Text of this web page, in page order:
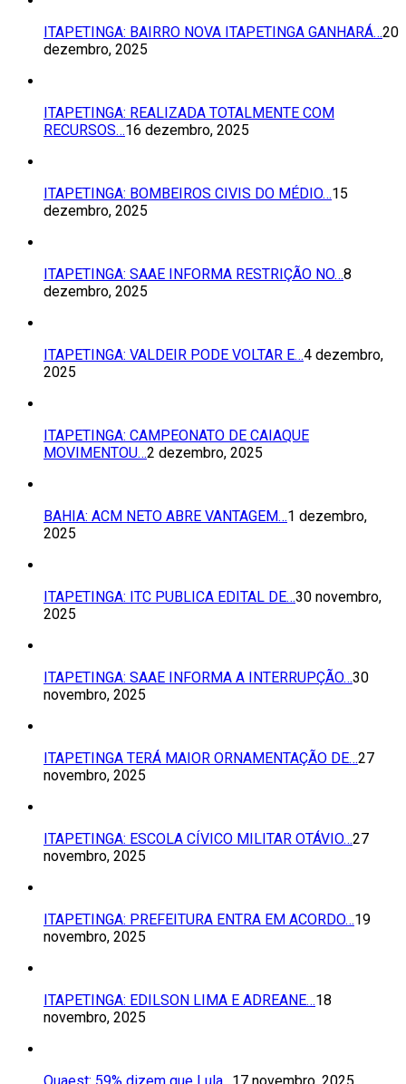
ITAPETINGA: BAIRRO NOVA ITAPETINGA GANHARÁ…20
dezembro, 2025
ITAPETINGA: REALIZADA TOTALMENTE COM
RECURSOS…16 dezembro, 2025
ITAPETINGA: BOMBEIROS CIVIS DO MÉDIO…15
dezembro, 2025
ITAPETINGA: SAAE INFORMA RESTRIÇÃO NO…8
dezembro, 2025
ITAPETINGA: VALDEIR PODE VOLTAR E…4 dezembro,
2025
ITAPETINGA: CAMPEONATO DE CAIAQUE
MOVIMENTOU…2 dezembro, 2025
BAHIA: ACM NETO ABRE VANTAGEM…1 dezembro,
2025
ITAPETINGA: ITC PUBLICA EDITAL DE…30 novembro,
2025
ITAPETINGA: SAAE INFORMA A INTERRUPÇÃO…30
novembro, 2025
ITAPETINGA TERÁ MAIOR ORNAMENTAÇÃO DE…27
novembro, 2025
ITAPETINGA: ESCOLA CÍVICO MILITAR OTÁVIO…27
novembro, 2025
ITAPETINGA: PREFEITURA ENTRA EM ACORDO…19
novembro, 2025
ITAPETINGA: EDILSON LIMA E ADREANE…18
novembro, 2025